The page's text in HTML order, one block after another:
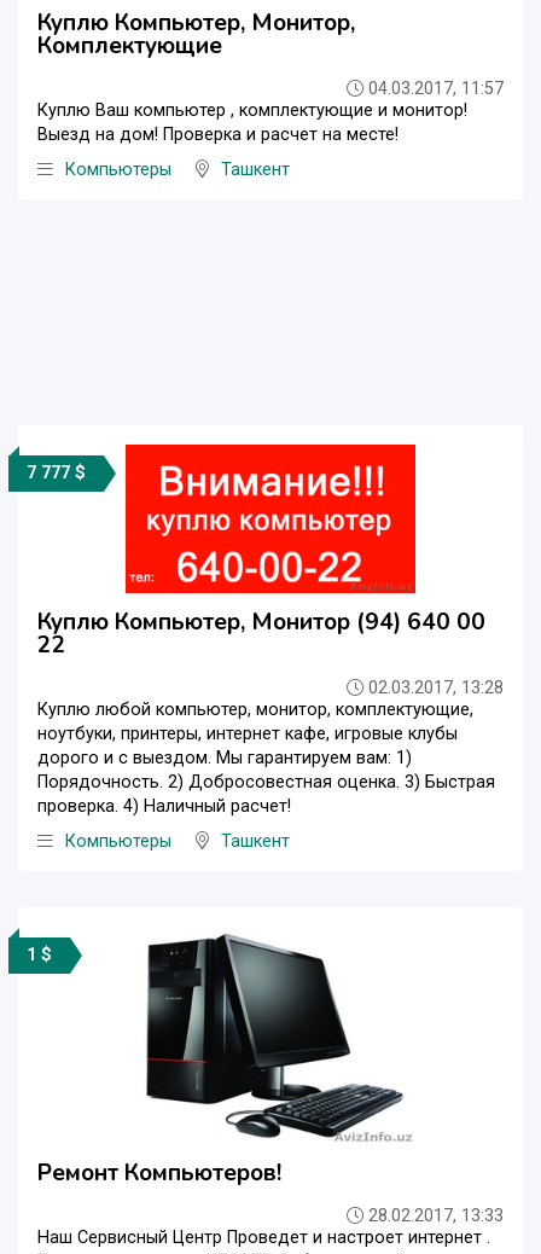
Куплю Компьютер, Монитор,
Комплектующие
04.03.2017, 11:57
Куплю Ваш компьютер , комплектующие и монитор!
Выезд на дом! Проверка и расчет на месте!
Компьютеры
Ташкент
7 777 $
Куплю Компьютер, Монитор (94) 640 00
22
02.03.2017, 13:28
Куплю любой компьютер, монитор, комплектующие,
ноутбуки, принтеры, интернет кафе, игровые клубы
дорого и с выездом. Мы гарантируем вам: 1)
Порядочность. 2) Добросовестная оценка. 3) Быстрая
проверка. 4) Наличный расчет!
Компьютеры
Ташкент
1 $
Ремонт Компьютеров!
28.02.2017, 13:33
Наш Сервисный Центр Проведет и настроет интернет .